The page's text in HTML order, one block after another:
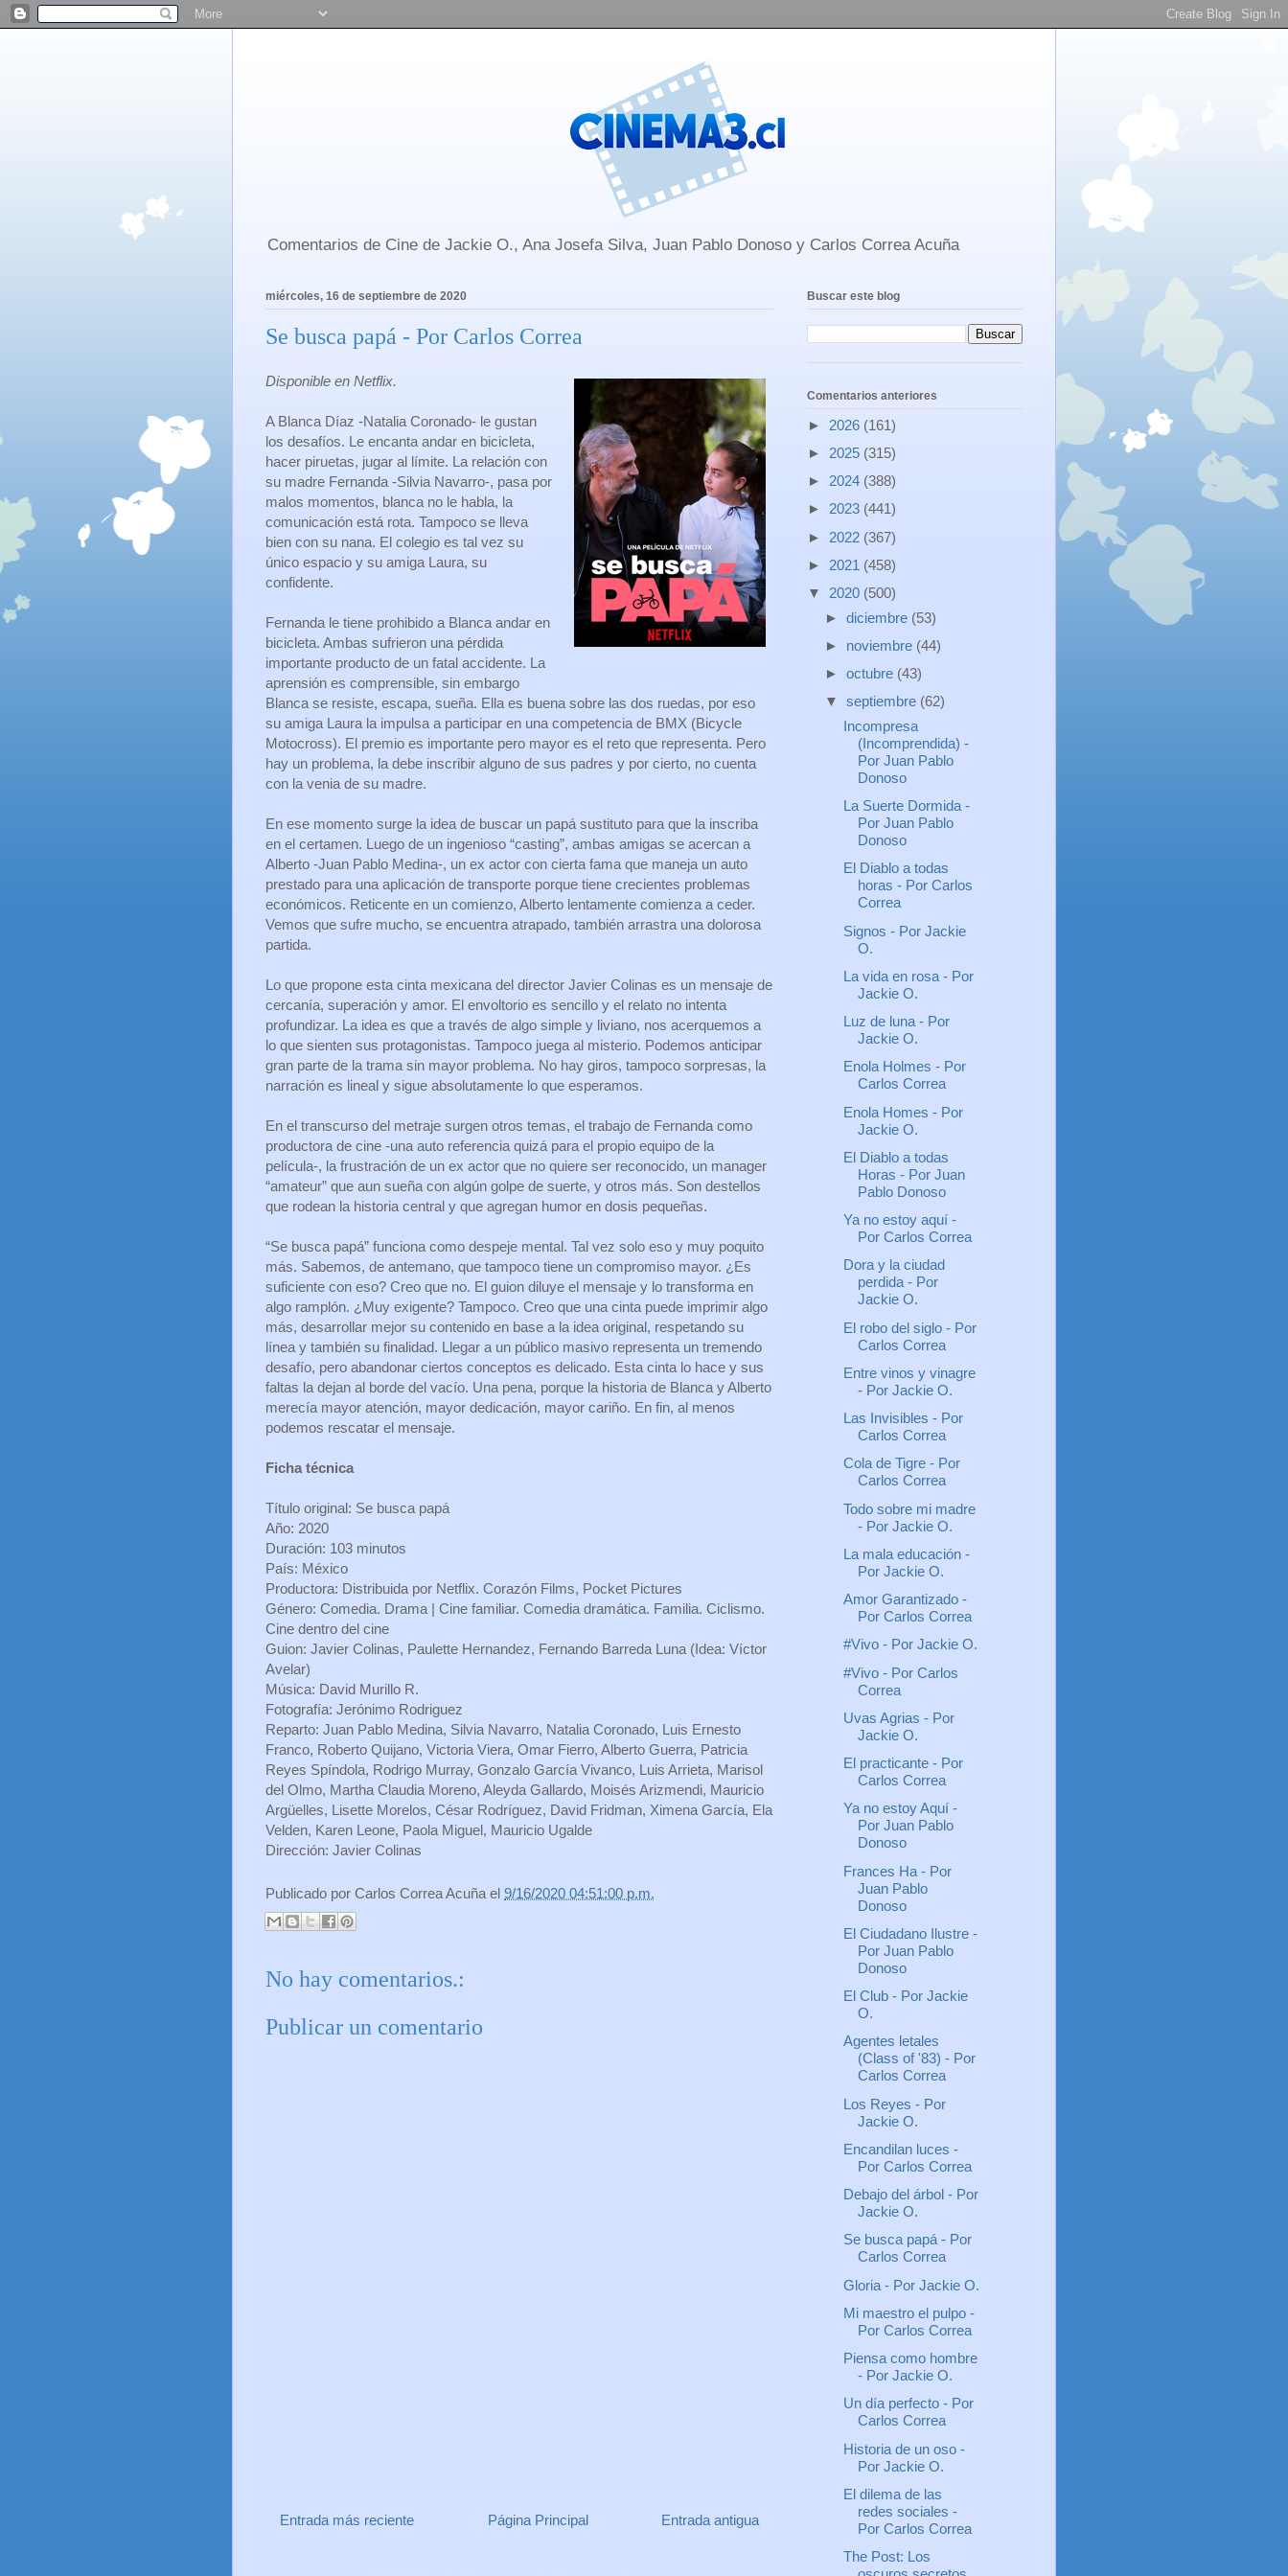
Comentarios de Cine de Jackie O., Ana Josefa Silva, Juan Pablo Donoso y Carlos Correa Acuña
miércoles, 16 de septiembre de 2020
Se busca papá - Por Carlos Correa
Disponible en Netflix.
A Blanca Díaz -Natalia Coronado- le gustan
los desafíos. Le encanta andar en bicicleta,
hacer piruetas, jugar al límite. La relación con
su madre Fernanda -Silvia Navarro-, pasa por
malos momentos, blanca no le habla, la
comunicación está rota. Tampoco se lleva
bien con su nana. El colegio es tal vez su
único espacio y su amiga Laura, su
confidente.
Fernanda le tiene prohibido a Blanca andar en
bicicleta. Ambas sufrieron una pérdida
importante producto de un fatal accidente. La
aprensión es comprensible, sin embargo
Blanca se resiste, escapa, sueña. Ella es buena sobre las dos ruedas, por eso
su amiga Laura la impulsa a participar en una competencia de BMX (Bicycle
Motocross). El premio es importante pero mayor es el reto que representa. Pero
hay un problema, la debe inscribir alguno de sus padres y por cierto, no cuenta
con la venia de su madre.
En ese momento surge la idea de buscar un papá sustituto para que la inscriba
en el certamen. Luego de un ingenioso “casting”, ambas amigas se acercan a
Alberto -Juan Pablo Medina-, un ex actor con cierta fama que maneja un auto
prestado para una aplicación de transporte porque tiene crecientes problemas
económicos. Reticente en un comienzo, Alberto lentamente comienza a ceder.
Vemos que sufre mucho, se encuentra atrapado, también arrastra una dolorosa
partida.
Lo que propone esta cinta mexicana del director Javier Colinas es un mensaje de
cercanía, superación y amor. El envoltorio es sencillo y el relato no intenta
profundizar. La idea es que a través de algo simple y liviano, nos acerquemos a
lo que sienten sus protagonistas. Tampoco juega al misterio. Podemos anticipar
gran parte de la trama sin mayor problema. No hay giros, tampoco sorpresas, la
narración es lineal y sigue absolutamente lo que esperamos.
En el transcurso del metraje surgen otros temas, el trabajo de Fernanda como
productora de cine -una auto referencia quizá para el propio equipo de la
película-, la frustración de un ex actor que no quiere ser reconocido, un manager
“amateur” que aun sueña con algún golpe de suerte, y otros más. Son destellos
que rodean la historia central y que agregan humor en dosis pequeñas.
“Se busca papá” funciona como despeje mental. Tal vez solo eso y muy poquito
más. Sabemos, de antemano, que tampoco tiene un compromiso mayor. ¿Es
suficiente con eso? Creo que no. El guion diluye el mensaje y lo transforma en
algo ramplón. ¿Muy exigente? Tampoco. Creo que una cinta puede imprimir algo
más, desarrollar mejor su contenido en base a la idea original, respetando su
línea y también su finalidad. Llegar a un público masivo representa un tremendo
desafío, pero abandonar ciertos conceptos es delicado. Esta cinta lo hace y sus
faltas la dejan al borde del vacío. Una pena, porque la historia de Blanca y Alberto
merecía mayor atención, mayor dedicación, mayor cariño. En fin, al menos
podemos rescatar el mensaje.
Ficha técnica
Título original: Se busca papá
Año: 2020
Duración: 103 minutos
País: México
Productora: Distribuida por Netflix. Corazón Films, Pocket Pictures
Género: Comedia. Drama | Cine familiar. Comedia dramática. Familia. Ciclismo.
Cine dentro del cine
Guion: Javier Colinas, Paulette Hernandez, Fernando Barreda Luna (Idea: Víctor
Avelar)
Música: David Murillo R.
Fotografía: Jerónimo Rodriguez
Reparto: Juan Pablo Medina, Silvia Navarro, Natalia Coronado, Luis Ernesto
Franco, Roberto Quijano, Victoria Viera, Omar Fierro, Alberto Guerra, Patricia
Reyes Spíndola, Rodrigo Murray, Gonzalo García Vivanco, Luis Arrieta, Marisol
del Olmo, Martha Claudia Moreno, Aleyda Gallardo, Moisés Arizmendi, Mauricio
Argüelles, Lisette Morelos, César Rodríguez, David Fridman, Ximena García, Ela
Velden, Karen Leone, Paola Miguel, Mauricio Ugalde
Dirección: Javier Colinas
Publicado por Carlos Correa Acuña el 9/16/2020 04:51:00 p.m.
No hay comentarios.:
Publicar un comentario
Entrada más reciente Entrada antigua
Página Principal
Buscar este blog
Comentarios anteriores
► 2026 (161)
► 2025 (315)
► 2024 (388)
► 2023 (441)
► 2022 (367)
► 2021 (458)
▼ 2020 (500)
► diciembre (53)
► noviembre (44)
► octubre (43)
▼ septiembre (62)
Incompresa
(Incomprendida) -
Por Juan Pablo
Donoso
La Suerte Dormida -
Por Juan Pablo
Donoso
El Diablo a todas
horas - Por Carlos
Correa
Signos - Por Jackie
O.
La vida en rosa - Por
Jackie O.
Luz de luna - Por
Jackie O.
Enola Holmes - Por
Carlos Correa
Enola Homes - Por
Jackie O.
El Diablo a todas
Horas - Por Juan
Pablo Donoso
Ya no estoy aquí -
Por Carlos Correa
Dora y la ciudad
perdida - Por
Jackie O.
El robo del siglo - Por
Carlos Correa
Entre vinos y vinagre
- Por Jackie O.
Las Invisibles - Por
Carlos Correa
Cola de Tigre - Por
Carlos Correa
Todo sobre mi madre
- Por Jackie O.
La mala educación -
Por Jackie O.
Amor Garantizado -
Por Carlos Correa
#Vivo - Por Jackie O.
#Vivo - Por Carlos
Correa
Uvas Agrias - Por
Jackie O.
El practicante - Por
Carlos Correa
Ya no estoy Aquí -
Por Juan Pablo
Donoso
Frances Ha - Por
Juan Pablo
Donoso
El Ciudadano Ilustre -
Por Juan Pablo
Donoso
El Club - Por Jackie
O.
Agentes letales
(Class of '83) - Por
Carlos Correa
Los Reyes - Por
Jackie O.
Encandilan luces -
Por Carlos Correa
Debajo del árbol - Por
Jackie O.
Se busca papá - Por
Carlos Correa
Gloria - Por Jackie O.
Mi maestro el pulpo -
Por Carlos Correa
Piensa como hombre
- Por Jackie O.
Un día perfecto - Por
Carlos Correa
Historia de un oso -
Por Jackie O.
El dilema de las
redes sociales -
Por Carlos Correa
The Post: Los